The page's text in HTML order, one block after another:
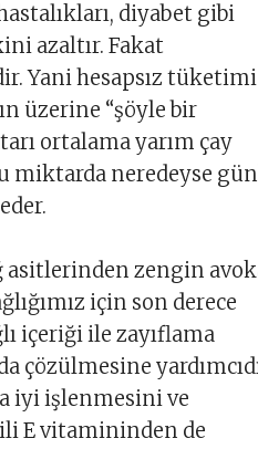
diyabet gibi
azaltır. Fakat
Yani hesapsız tüketimi
üzerine “şöyle bir
ortalama yarım çay
miktarda neredeyse
asitlerinden zengin
için son derece
içeriği ile zayıflama
çözülmesine
iyi işlenmesini ve
E vitamininden de